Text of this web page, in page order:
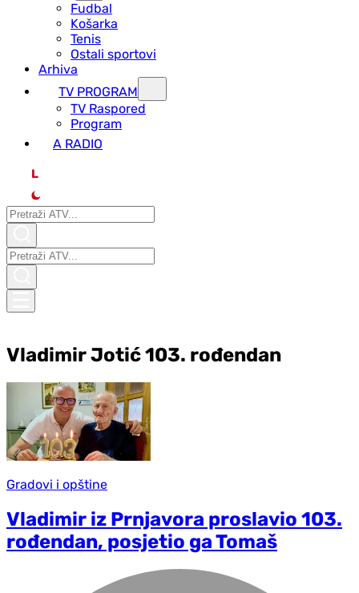
Fudbal
Košarka
Tenis
Ostali sportovi
Arhiva
TV PROGRAM
ТV Raspored
Program
A RADIO
L
Vladimir Jotić 103. rođendan
Gradovi i opštine
Vladimir iz Prnjavora proslavio 103.
rođendan, posjetio ga Tomaš